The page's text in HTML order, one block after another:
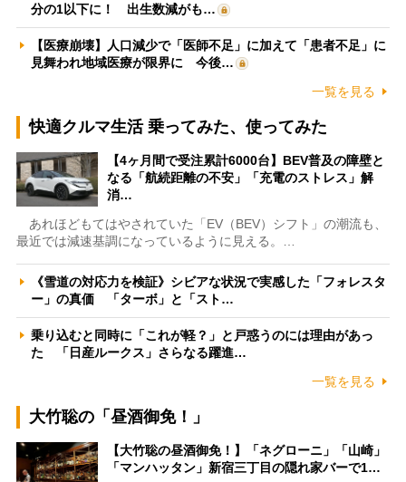
分の1以下に！ 出生数減がも…
【医療崩壊】人口減少で「医師不足」に加えて「患者不足」に
見舞われ地域医療が限界に 今後…
一覧を見る
快適クルマ生活 乗ってみた、使ってみた
【4ヶ月間で受注累計6000台】BEV普及の障壁と
なる「航続距離の不安」「充電のストレス」解
消…
あれほどもてはやされていた「EV（BEV）シフト」の潮流も、
最近では減速基調になっているように見える。…
《雪道の対応力を検証》シビアな状況で実感した「フォレスタ
ー」の真価 「ターボ」と「スト…
乗り込むと同時に「これが軽？」と戸惑うのには理由があっ
た 「日産ルークス」さらなる躍進…
一覧を見る
大竹聡の「昼酒御免！」
【大竹聡の昼酒御免！】「ネグローニ」「山崎」
「マンハッタン」新宿三丁目の隠れ家バーで1…